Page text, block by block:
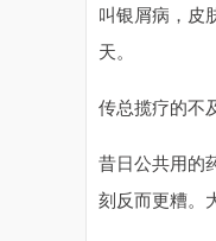
叫银屑病，皮
天。
传总揽疗的不
昔日公共用的
刻反而更糟。